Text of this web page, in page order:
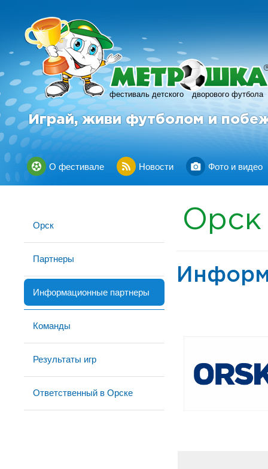
фестиваль детского дворового футбола
R
Играй, живи футболом и
О фестивале Новости Фото и видео
Орск
Партнеры
Информационные партнеры
Команды
Результаты игр
Ответственный в Орске
Орск